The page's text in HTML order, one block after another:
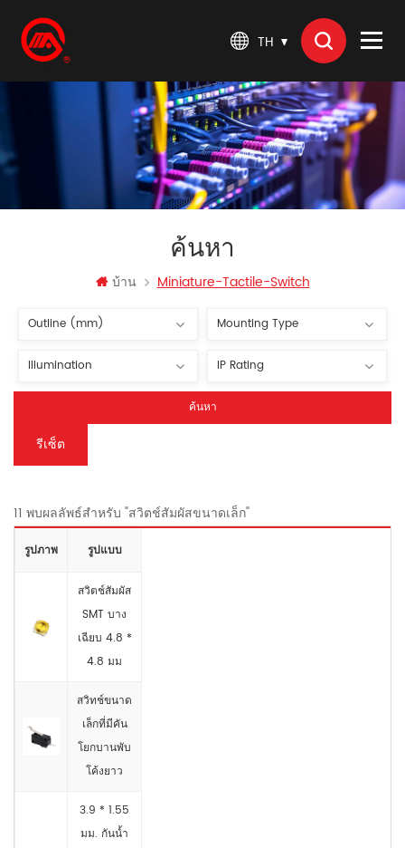
TH
ค้นหา
บ้าน Miniature-Tactile-Switch
ค้นหา
รีเซ็ต
11 พบผลลัพธ์สำหรับ "สวิตช์สัมผัสขนาดเล็ก"
รูปภาพ รูปแบบ
สวิตช์สัมผัส
SMT บาง
เฉียบ 4.8 *
4.8 มม
สวิทช์ขนาด
เล็กที่มีคัน
โยกบานพับ
โค้งยาว
3.9 * 1.55
มม. กันน้ำ